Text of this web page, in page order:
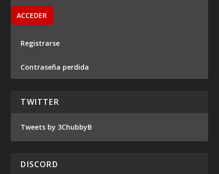
Registrarse
Contraseña perdida
TWITTER
Tweets by 3ChubbyB
DISCORD